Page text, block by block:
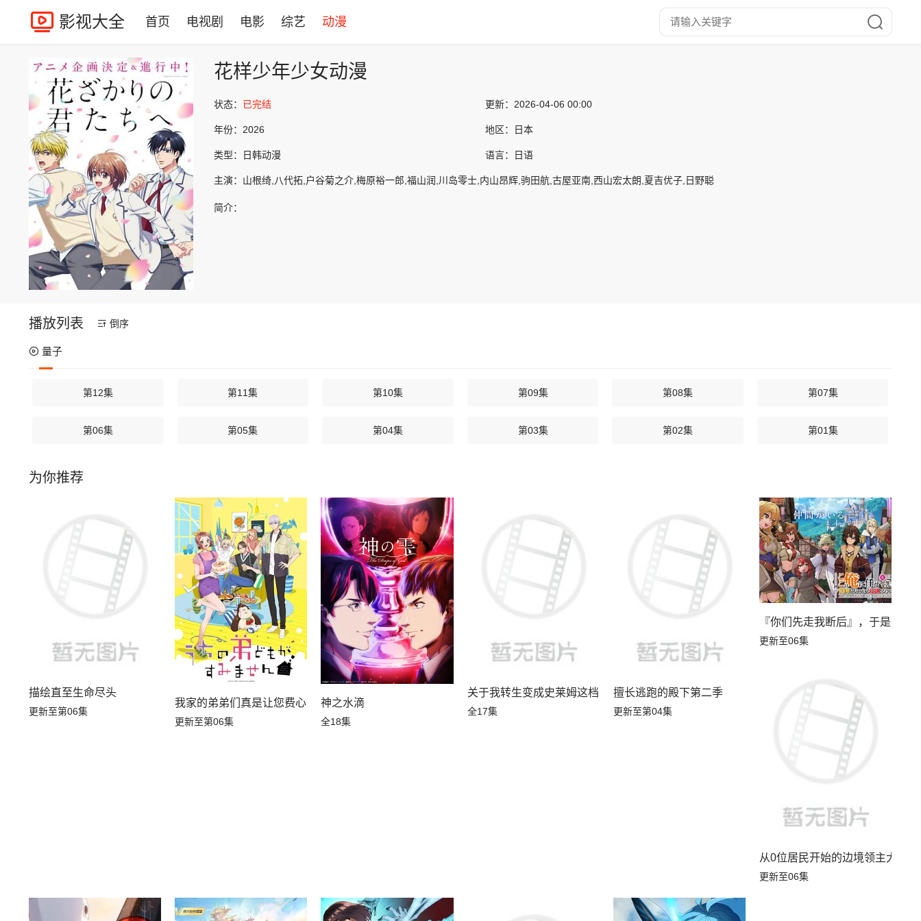
影视大全 首页 电视剧 电影 综艺 动漫
花样少年少女动漫
状态： 已完结 更新： 2026-04-06 00:00
年份： 2026 地区： 日本
类型： 日韩动漫 语言： 日语
主演： 山根绮,八代拓,户谷菊之介,梅原裕一郎,福山润,川岛零士,内山昂辉,驹田航,古屋亚南,西山宏太朗,夏吉优子,日野聪
简介：
播放列表 倒序
量子
第12集 第11集 第10集 第09集 第08集 第07集
第06集 第05集 第04集 第03集 第02集 第01集
为你推荐
描绘直至生命尽头
更新至第06集
我家的弟弟们真是让您费心了
更新至第06集
神之水滴
全18集
关于我转生变成史莱姆这档事第四季
全17集
擅长逃跑的殿下第二季
更新至第04集
『你们先走我断后』，于是10年
更新至06集
从0位居民开始的边境领主大人
更新至06集